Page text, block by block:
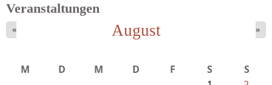
Goetze, Christina - Ade, du schöne...
Veranstaltungen
August
« »
M D M D F S
S